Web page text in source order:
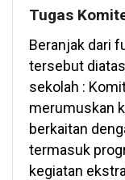
Tugas
Beranjak dari
tersebut
sekolah :
merumuskan
berkaitan
termasuk
kegiatan